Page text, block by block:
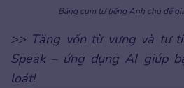
Bảng cụm từ tiếng Anh chủ đề
>> Tăng vốn từ vựng và tự
Speak – ứng dụng AI giúp
loát!